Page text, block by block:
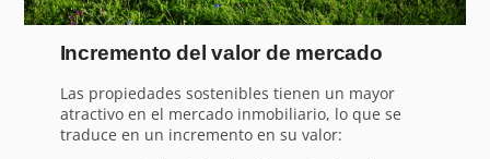
Incremento del valor de mercado
Las propiedades sostenibles tienen un mayor
atractivo en el mercado inmobiliario, lo que se
traduce en un incremento en su valor: